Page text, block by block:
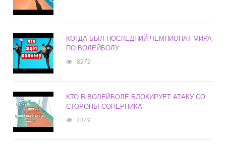
КОГДА БЫЛ ПОСЛЕДНИЙ ЧЕМПИОНАТ МИРА
ПО ВОЛЕЙБОЛУ
8272
КТО В ВОЛЕЙБОЛЕ БЛОКИРУЕТ АТАКУ СО
СТОРОНЫ СОПЕРНИКА
4349